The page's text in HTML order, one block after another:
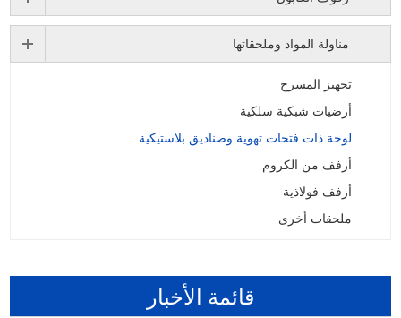
مناولة المواد وملحقاتها
تجهيز المسرح
أرضيات شبكية سلكية
لوحة ذات فتحات تهوية وصناديق بلاستيكية
أرفف من الكروم
أرفف فولاذية
ملحقات أخرى
قائمة الأخبار